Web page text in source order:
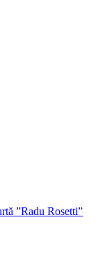
”Radu Rosetti”